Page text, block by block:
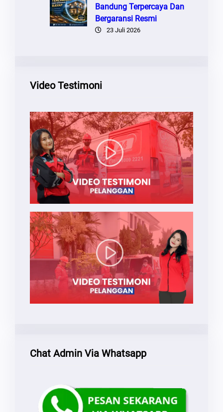
Bandung Terpercaya Dan
Bergaransi Resmi
23 Juli 2026
Video Testimoni
Chat Admin Via Whatsapp